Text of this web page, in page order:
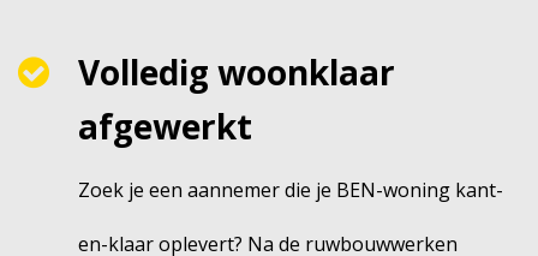
Volledig woonklaar
afgewerkt
Zoek je een aannemer die je BEN-woning kant-
en-klaar oplevert? Na de ruwbouwwerken